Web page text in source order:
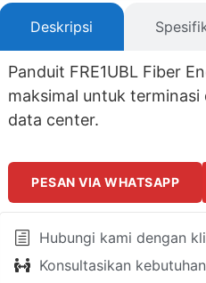
Deskripsi
Panduit FRE1UBL Fiber
maksimal untuk
data center.
PESAN VIA WHATSAPP
Hubungi kami dengan
Konsultasikan